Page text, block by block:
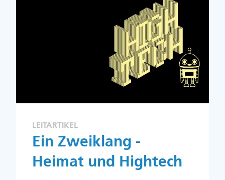
LEITARTIKEL
Ein Zweiklang -
Heimat und Hightech